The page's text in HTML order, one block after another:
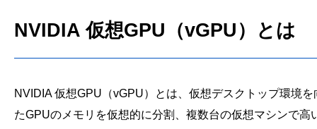
NVIDIA 仮想GPU（vGPU）とは
NVIDIA 仮想GPU（vGPU）とは、仮想デスクトップ環境
たGPUのメモリを仮想的に分割、複数台の仮想マシンで